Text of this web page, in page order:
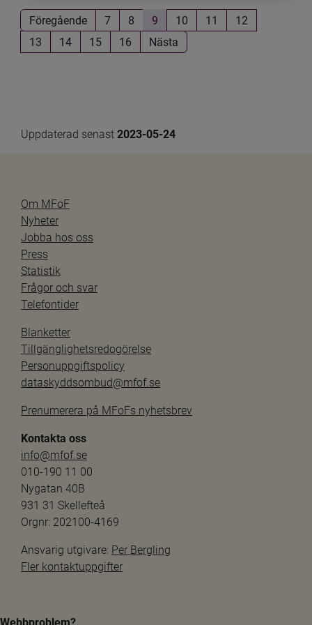
Föregående 7 8 9 10 11
12
13
14 15 16 Nästa
Uppdaterad senast 2023-05-24
Om MFoF
Nyheter
Jobba hos oss
Press
Statistik
Frågor och svar
Telefontider
Blanketter
Tillgänglighetsredogörelse
Personuppgiftspolicy
dataskyddsombud@mfof.se
Prenumerera på MFoFs nyhetsbrev
Kontakta oss
info@mfof.se
010-190 11 00
Nygatan 40B
931 31 Skellefteå
Orgnr: 202100-4169
Ansvarig utgivare: Per Bergling
Fler kontaktuppgifter